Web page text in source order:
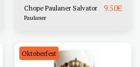
Chope Paulaner Salvator 9.50€
Paulaner
Oktoberfest